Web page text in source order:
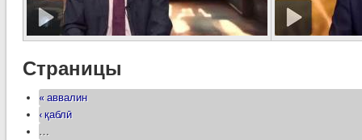
Страницы
« аввалин
‹ қаблӣ
…